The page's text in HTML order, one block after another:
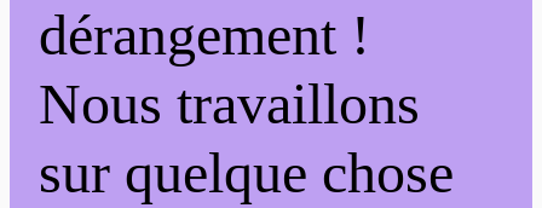
dérangement !
Nous travaillons
sur quelque chose